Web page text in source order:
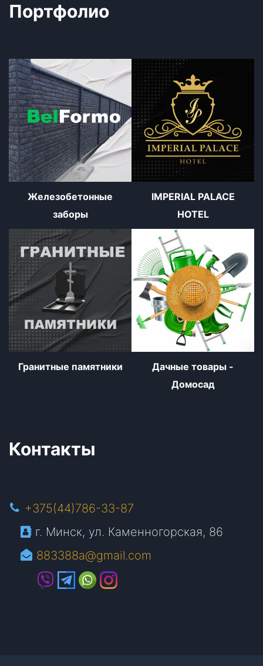
Портфолио
Железобетонные
заборы
IMPERIAL PALACE
HOTEL
Гранитные памятники
Дачные товары -
Домосад
Контакты
+375(44)786-33-87
г. Минск, ул. Каменногорская, 86
883388a@gmail.com